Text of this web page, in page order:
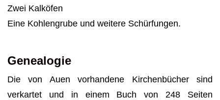
Zwei Kalköfen
Eine Kohlengrube und weitere Schürfungen.
Genealogie
Die von Auen vorhandene Kirchenbücher sind
verkartet und in einem Buch von 248 Seiten